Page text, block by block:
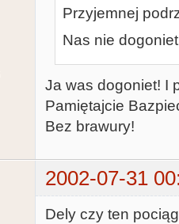
Przyjemnej
Nas nie
Ja was dogoniet! I
Pamiętajcie
Bez brawury!
2002-07-31
Dely czy ten